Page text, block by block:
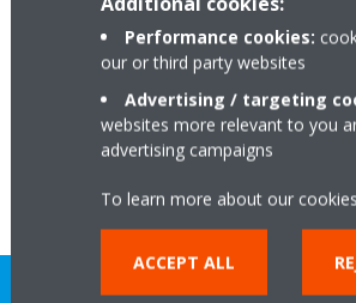
Performance cookies:
our or third party websites
Advertising / targeting
websites more relevant to you
advertising campaigns
To learn more about our
ACCEPT ALL